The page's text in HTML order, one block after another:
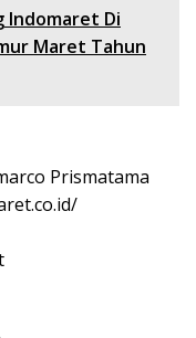
Indomaret Di
Maret Tahun
Prismatama